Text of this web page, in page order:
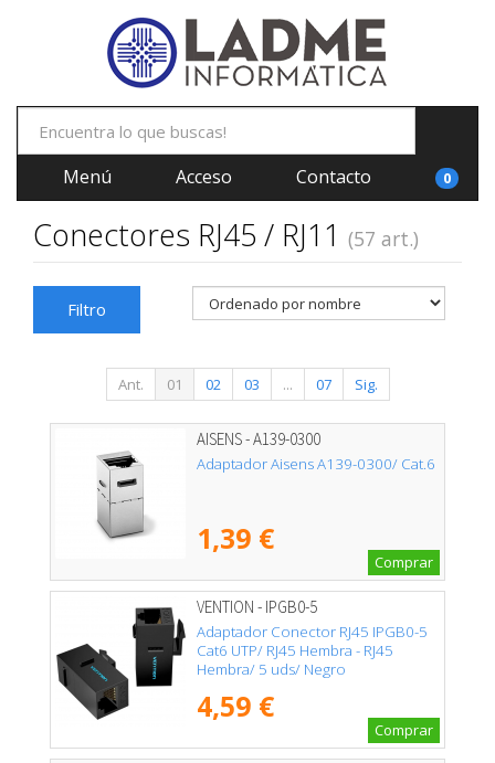
Menú Acceso Contacto 0
Conectores RJ45 / RJ11 (57 art.)
Filtro
Ant. 01 02 03 ... 07 Sig.
AISENS - A139-0300
Adaptador Aisens A139-0300/ Cat.6
1,39 €
Comprar
VENTION - IPGB0-5
Adaptador Conector RJ45 IPGB0-5
Cat6 UTP/ RJ45 Hembra - RJ45
Hembra/ 5 uds/ Negro
4,59 €
Comprar